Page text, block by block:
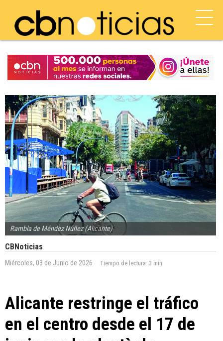
Rambla de Méndez Núñez (Alicante)
CBNoticias
Miércoles, 03 de Junio de 2026 Tiempo de lectura: 3 min
Alicante restringe el tráfico
en el centro desde el 17 de